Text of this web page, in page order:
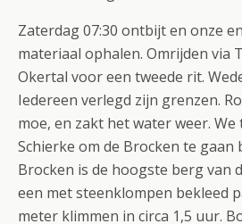
Zaterdag 07:30 ontbijt en onze
materiaal ophalen. Omrijden via
Okertal voor een tweede rit.
Iedereen verlegd zijn grenzen.
moe, en zakt het water weer.
Schierke om de Brocken te gaan
Brocken is de hoogste berg van
een met steenklompen bekleed
meter klimmen in circa 1,5 uur.